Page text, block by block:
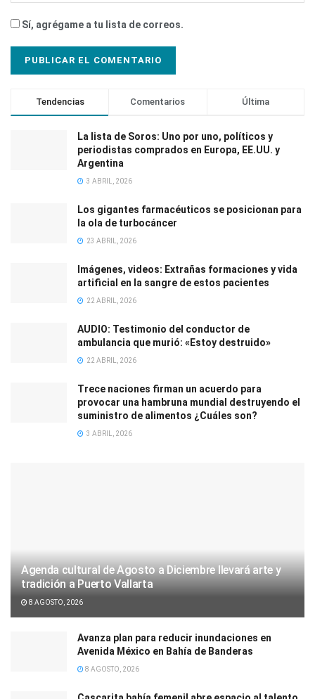
Sí, agrégame a tu lista de correos.
Tendencias Comentarios Última
La lista de Soros: Uno por uno, políticos y
periodistas comprados en Europa, EE.UU. y
Argentina
3 ABRIL, 2026
Los gigantes farmacéuticos se posicionan para
la ola de turbocáncer
23 ABRIL, 2026
Imágenes, videos: Extrañas formaciones y vida
artificial en la sangre de estos pacientes
22 ABRIL, 2026
AUDIO: Testimonio del conductor de
ambulancia que murió: «Estoy destruido»
22 ABRIL, 2026
Trece naciones firman un acuerdo para
provocar una hambruna mundial destruyendo el
suministro de alimentos ¿Cuáles son?
3 ABRIL, 2026
Agenda cultural de Agosto a Diciembre llevará arte y
tradición a Puerto Vallarta
8 AGOSTO, 2026
Avanza plan para reducir inundaciones en
Avenida México en Bahía de Banderas
8 AGOSTO, 2026